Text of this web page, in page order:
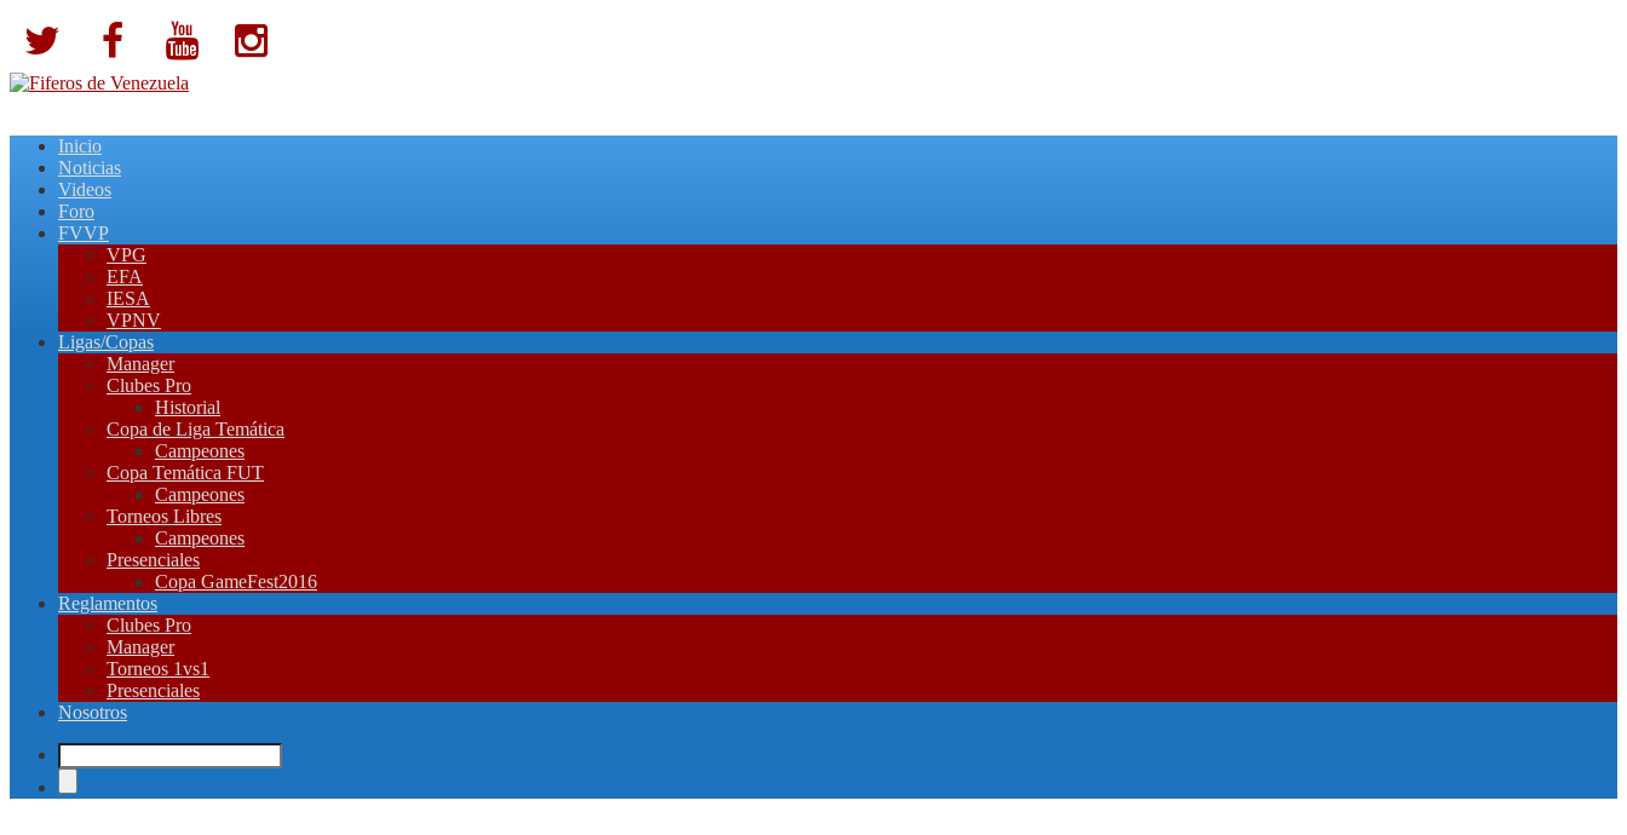
Inicio
Noticias
Videos
Foro
FVVP
VPG
EFA
IESA
VPNV
Ligas/Copas
Manager
Clubes Pro
Historial
Copa de Liga Temática
Campeones
Copa Temática FUT
Campeones
Torneos Libres
Campeones
Presenciales
Copa GameFest2016
Reglamentos
Clubes Pro
Manager
Torneos 1vs1
Presenciales
Nosotros